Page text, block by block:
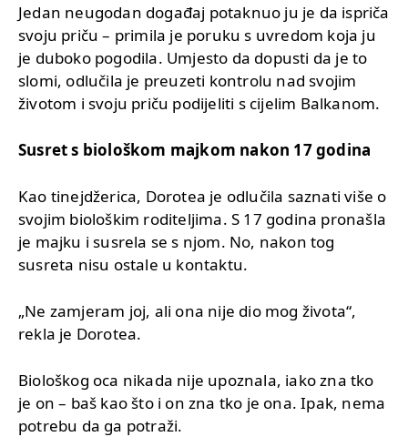
Jedan neugodan događaj potaknuo ju je da ispriča
svoju priču – primila je poruku s uvredom koja ju
je duboko pogodila. Umjesto da dopusti da je to
slomi, odlučila je preuzeti kontrolu nad svojim
životom i svoju priču podijeliti s cijelim Balkanom.
Susret s biološkom majkom nakon 17 godina
Kao tinejdžerica, Dorotea je odlučila saznati više o
svojim biološkim roditeljima. S 17 godina pronašla
je majku i susrela se s njom. No, nakon tog
susreta nisu ostale u kontaktu.
„Ne zamjeram joj, ali ona nije dio mog života“,
rekla je Dorotea.
Biološkog oca nikada nije upoznala, iako zna tko
je on – baš kao što i on zna tko je ona. Ipak, nema
potrebu da ga potraži.